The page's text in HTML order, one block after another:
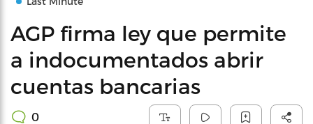
AGP firma ley que permite
a indocumentados abrir
cuentas bancarias
0